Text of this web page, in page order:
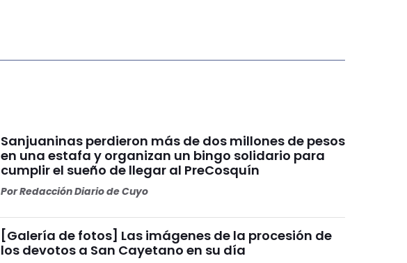
Sanjuaninas perdieron más de dos millones de pesos
en una estafa y organizan un bingo solidario para
cumplir el sueño de llegar al PreCosquín
PorRedacción Diario de Cuyo
[Galería de fotos] Las imágenes de la procesión de
los devotos a San Cayetano en su día